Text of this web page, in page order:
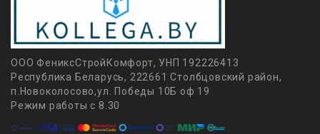
ООО ФениксСтройКомфорт, УНП 192226413
Республика Беларусь, 222661 Столбцовский район,
п.Новоколосово,ул. Победы 10Б оф 19
Режим работы с 8.30